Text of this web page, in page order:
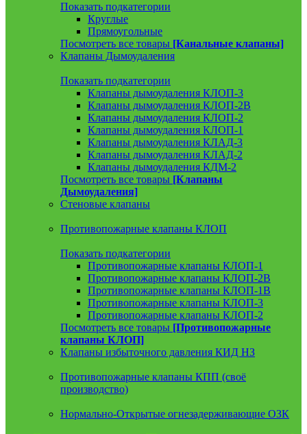
Показать подкатегории
Круглые
Прямоугольные
Посмотреть все товары [Канальные клапаны]
Клапаны Дымоудаления
Показать подкатегории
Клапаны дымоудаления КЛОП-3
Клапаны дымоудаления КЛОП-2В
Клапаны дымоудаления КЛОП-2
Клапаны дымоудаления КЛОП-1
Клапаны дымоудаления КЛАД-3
Клапаны дымоудаления КЛАД-2
Клапаны дымоудаления КДМ-2
Посмотреть все товары [Клапаны
Дымоудаления]
Стеновые клапаны
Противопожарные клапаны КЛОП
Показать подкатегории
Противопожарные клапаны КЛОП-1
Противопожарные клапаны КЛОП-2В
Противопожарные клапаны КЛОП-1В
Противопожарные клапаны КЛОП-3
Противопожарные клапаны КЛОП-2
Посмотреть все товары [Противопожарные
клапаны КЛОП]
Клапаны избыточного давления КИД НЗ
Противопожарные клапаны КПП (своё
производство)
Нормально-Открытые огнезадерживающие ОЗК